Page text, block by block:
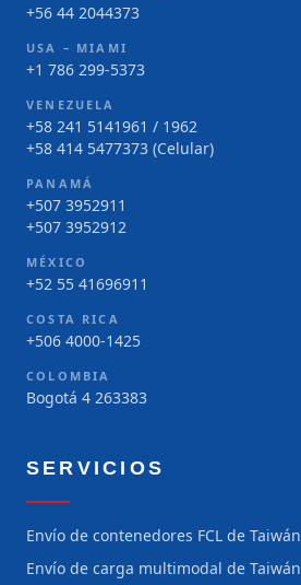
+56 44 2044373
USA – MIAMI
+1 786 299-5373
VENEZUELA
+58 241 5141961 / 1962
+58 414 5477373 (Celular)
PANAMÁ
+507 3952911
+507 3952912
MÉXICO
+52 55 41696911
COSTA RICA
+506 4000-1425
COLOMBIA
Bogotá 4 263383
SERVICIOS
Envío de contenedores FCL de Taiwán
Envío de carga multimodal de Taiwán